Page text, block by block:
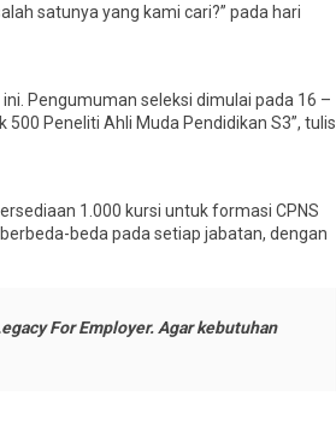
satunya yang kami cari?” pada hari
Pengumuman seleksi dimulai pada 16 –
Peneliti Ahli Muda Pendidikan S3”, tulis
1.000 kursi untuk formasi CPNS
beda pada setiap jabatan, dengan
For Employer. Agar kebutuhan